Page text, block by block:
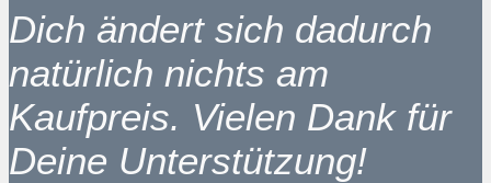
Dich ändert sich dadurch
natürlich nichts am
Kaufpreis. Vielen Dank für
Deine Unterstützung!